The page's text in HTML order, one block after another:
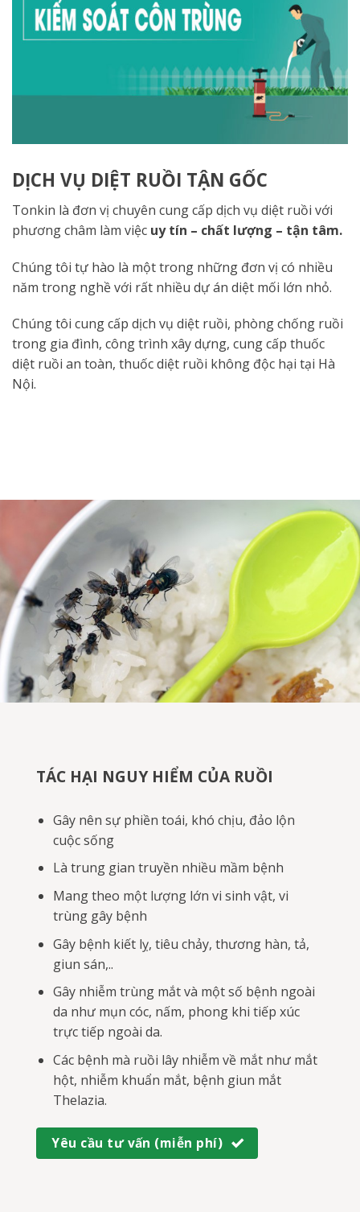
DỊCH VỤ DIỆT RUỒI TẬN GỐC
Tonkin là đơn vị chuyên cung cấp dịch vụ diệt ruồi với
phương châm làm việc uy tín – chất lượng – tận tâm.
Chúng tôi tự hào là một trong những đơn vị có nhiều
năm trong nghề với rất nhiều dự án diệt mối lớn nhỏ.
Chúng tôi cung cấp dịch vụ diệt ruồi, phòng chống ruồi
trong gia đình, công trình xây dựng, cung cấp thuốc
diệt ruồi an toàn, thuốc diệt ruồi không độc hại tại Hà
Nội.
TÁC HẠI NGUY HIỂM CỦA RUỒI
Gây nên sự phiền toái, khó chịu, đảo lộn
cuộc sống
Là trung gian truyền nhiều mầm bệnh
Mang theo một lượng lớn vi sinh vật, vi
trùng gây bệnh
Gây bệnh kiết lỵ, tiêu chảy, thương hàn, tả,
giun sán,..
Gây nhiễm trùng mắt và một số bệnh ngoài
da như mụn cóc, nấm, phong khi tiếp xúc
trực tiếp ngoài da.
Các bệnh mà ruồi lây nhiễm về mắt như mắt
hột, nhiễm khuẩn mắt, bệnh giun mắt
Thelazia.
Yêu cầu tư vấn (miễn phí)